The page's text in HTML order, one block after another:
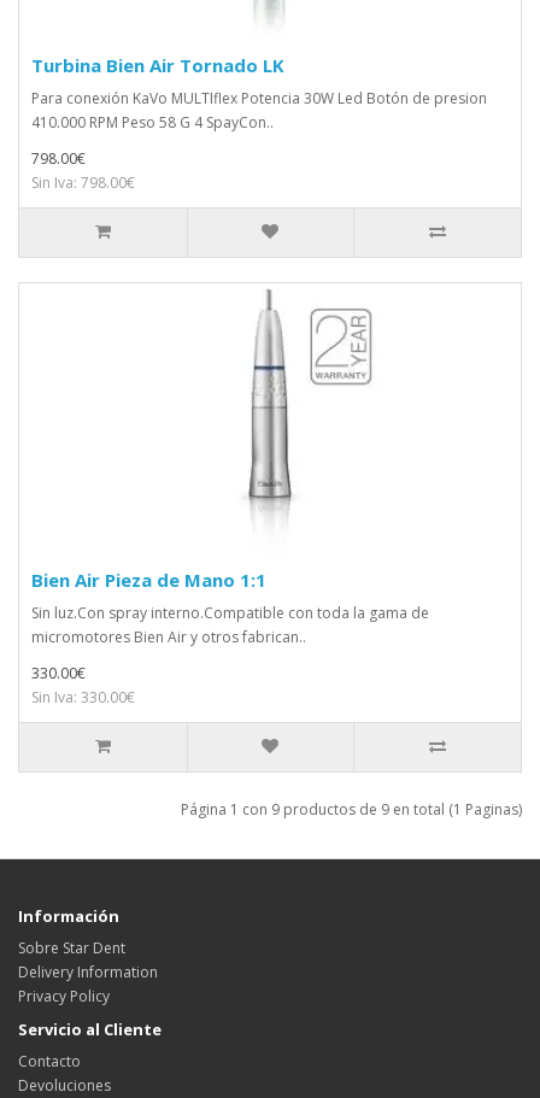
Turbina Bien Air Tornado LK
Para conexión KaVo MULTIflex Potencia 30W Led Botón de presion
410.000 RPM Peso 58 G 4 SpayCon..
798.00€
Sin Iva: 798.00€
Bien Air Pieza de Mano 1:1
Sin luz.Con spray interno.Compatible con toda la gama de
micromotores Bien Air y otros fabrican..
330.00€
Sin Iva: 330.00€
Página 1 con 9 productos de 9 en total (1 Paginas)
Información
Sobre Star Dent
Delivery Information
Privacy Policy
Servicio al Cliente
Contacto
Devoluciones